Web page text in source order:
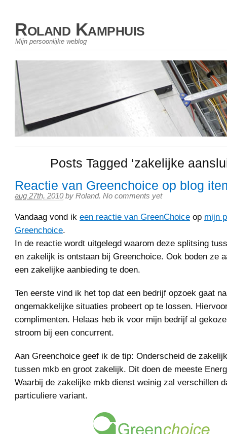
Roland Kamphuis
Mijn persoonlijke weblog
Posts Tagged ‘zakelijke
Reactie van Greenchoice op blog
aug 27th, 2010 by Roland. No comments yet
Vandaag vond ik een reactie van GreenChoice op mijn
Greenchoice.
In de reactie wordt uitgelegd waarom deze splitsing
en zakelijk is ontstaan bij Greenchoice. Ook boden ze
een zakelijke aanbieding te doen.
Ten eerste vind ik het top dat een bedrijf opzoek gaat
ongemakkelijke situaties probeert op te lossen.
complimenten. Helaas heb ik voor mijn bedrijf al
stroom bij een concurrent.
Aan Greenchoice geef ik de tip: Onderscheid de
tussen mkb en groot zakelijk. Dit doen de meeste
Waarbij de zakelijke mkb dienst weinig zal verschillen
particuliere variant.